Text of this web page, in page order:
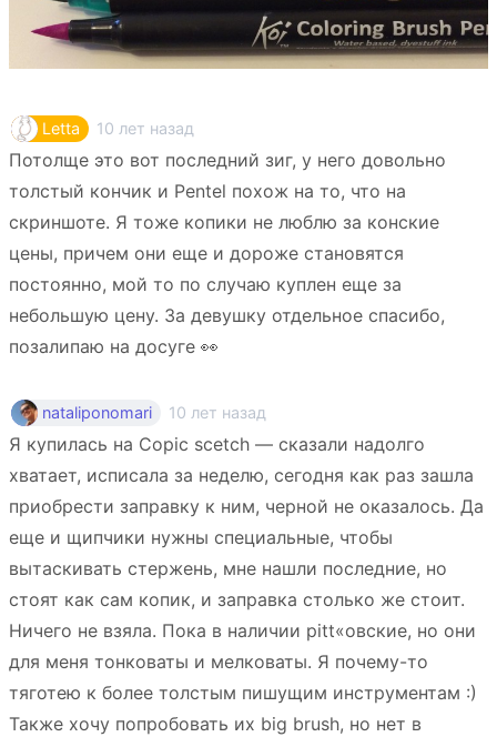
Letta 10 лет назад
Потолще это вот последний зиг, у него довольно
толстый кончик и Pentel похож на то, что на
скриншоте. Я тоже копики не люблю за конские
цены, причем они еще и дороже становятся
постоянно, мой то по случаю куплен еще за
небольшую цену. За девушку отдельное спасибо,
позалипаю на досуге 👀
nataliponomari 10 лет назад
Я купилась на Copic scetch — сказали надолго
хватает, исписала за неделю, сегодня как раз зашла
приобрести заправку к ним, черной не оказалось. Да
еще и щипчики нужны специальные, чтобы
вытаскивать стержень, мне нашли последние, но
стоят как сам копик, и заправка столько же стоит.
Ничего не взяла. Пока в наличии pitt«овские, но они
для меня тонковаты и мелковаты. Я почему-то
тяготею к более толстым пишущим инструментам :)
Также хочу попробовать их big brush, но нет в